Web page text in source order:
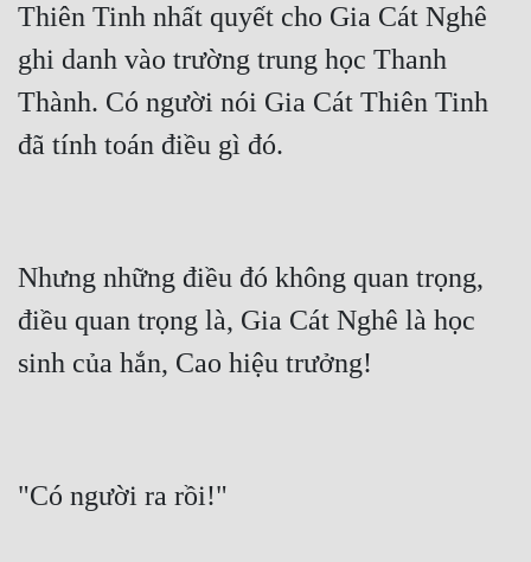
Thiên Tinh nhất quyết cho Gia Cát Nghê
ghi danh vào trường trung học Thanh
Thành. Có người nói Gia Cát Thiên Tinh
Nhưng những điều đó không quan trọng,
điều quan trọng là, Gia Cát Nghê là học